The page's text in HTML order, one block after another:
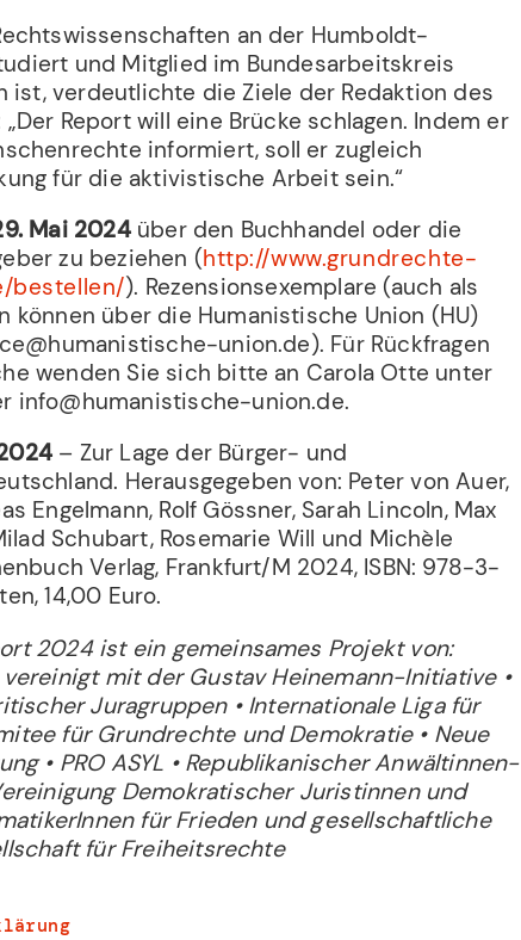
an der Humboldt-
und Mitglied im Bundesarbeitskreis
ist, verdeutlichte die Ziele der Redaktion des
Report will eine Brücke schlagen. Indem er
informiert, soll er zugleich
für die aktivistische Arbeit sein.“
Mai 2024über den Buchhandel oder die
zu beziehen (http://www.grundrechte-
bestellen/). Rezensionsexemplare (auch als
können über die Humanistische Union (HU)
union.de). Für Rückfragen
wenden Sie sich bitte an Carola Otte unter
info@humanistische-union.de.
– Zur Lage der Bürger- und
Herausgegeben von: Peter von Auer,
Engelmann, Rolf Gössner, Sarah Lincoln, Max
Schubart, Rosemarie Will und Michèle
Verlag, Frankfurt/M 2024, ISBN: 978-3-
14,00 Euro.
2024 ist ein gemeinsames Projekt von:
mit der Gustav Heinemann-Initiative •
Juragruppen • Internationale Liga für
für Grundrechte und Demokratie • Neue
• PRO ASYL • Republikanischer Anwältinnen-
Demokratischer Juristinnen und
für Frieden und gesellschaftliche
für Freiheitsrechte